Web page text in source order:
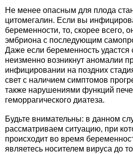
Не менее опасным для плода
цитомегалин. Если вы
беременности, то, скорее всего,
эмбриона с последующим
Даже если беременность удастся
неизменно возникнут аномалии
инфицировании на поздних
свет с наличием симптомов
также нарушениями функций
геморрагического диатеза.
Будьте внимательны: в данном
рассматриваем ситуацию, при
происходит во время
являетесь носителем вируса до